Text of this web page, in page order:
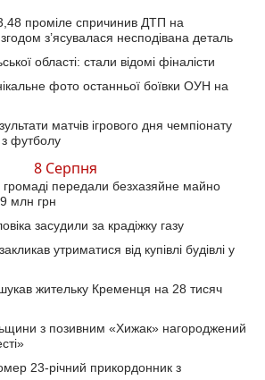
3,48 проміле спричинив ДТП на
з’ясувалася несподівана деталь
області: стали відомі фіналісти
фото останньої боївки ОУН на
матчів ігрового дня чемпіонату
футболу
8 Серпня
передали безхазяйне майно
млн грн
засудили за крадіжку газу
утриматися від купівлі будівлі у
жительку Кременця на 28 тисяч
з позивним «Хижак» нагороджений
23-річний прикордонник з